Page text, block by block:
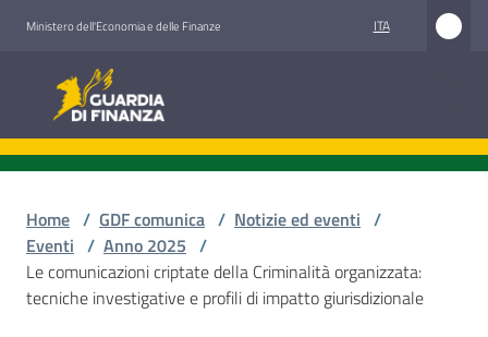
Ministero dell'Economia e delle Finanze ITA
Guardia di Finanza
Guardia di Finanza
siamo
Cosa
Home / GDF comunica / Notizie ed eventi /
Eventi / Anno 2025 /
Le comunicazioni criptate della Criminalità organizzata:
tecniche investigative e profili di impatto giurisdizionale